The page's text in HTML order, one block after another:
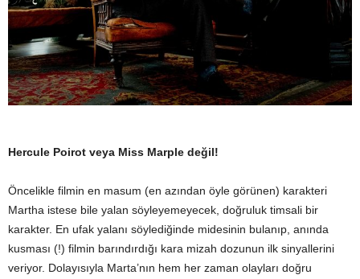
Hercule Poirot veya Miss Marple değil!
Öncelikle filmin en masum (en azından öyle görünen) karakteri
Martha istese bile yalan söyleyemeyecek, doğruluk timsali bir
karakter. En ufak yalanı söylediğinde midesinin bulanıp, anında
kusması (!) filmin barındırdığı kara mizah dozunun ilk sinyallerini
veriyor. Dolayısıyla Marta’nın hem her zaman olayları doğru